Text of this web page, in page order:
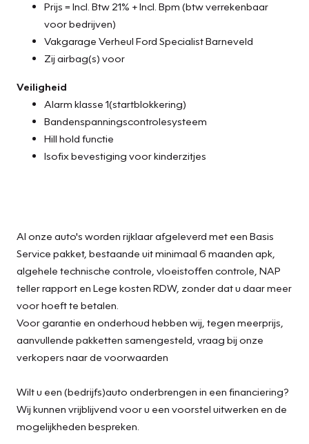
Prijs = Incl. Btw 21% + Incl. Bpm (btw verrekenbaar
voor bedrijven)
Vakgarage Verheul Ford Specialist Barneveld
Zij airbag(s) voor
Veiligheid
Alarm klasse 1(startblokkering)
Bandenspanningscontrolesysteem
Hill hold functie
Isofix bevestiging voor kinderzitjes
Al onze auto's worden rijklaar afgeleverd met een Basis
Service pakket, bestaande uit minimaal 6 maanden apk,
algehele technische controle, vloeistoffen controle, NAP
teller rapport en Lege kosten RDW, zonder dat u daar meer
voor hoeft te betalen.
Voor garantie en onderhoud hebben wij, tegen meerprijs,
aanvullende pakketten samengesteld, vraag bij onze
verkopers naar de voorwaarden
Wilt u een (bedrijfs)auto onderbrengen in een financiering?
Wij kunnen vrijblijvend voor u een voorstel uitwerken en de
mogelijkheden bespreken.